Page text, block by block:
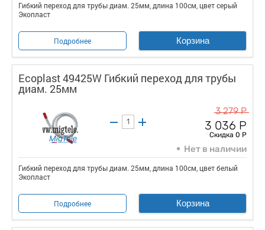
Гибкий переход для трубы диам. 25мм, длина 100см, цвет серый
Экопласт
Подробнее Корзина
Ecoplast 49425W Гибкий переход для трубы
диам. 25мм
3 279 Р
3 036 Р
Скидка 0 Р
Нет в наличии
Гибкий переход для трубы диам. 25мм, длина 100см, цвет белый
Экопласт
Подробнее Корзина